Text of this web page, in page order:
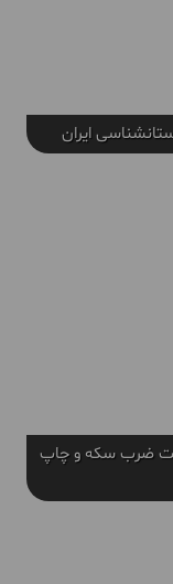
ایران
ضرب سکه و چاپ